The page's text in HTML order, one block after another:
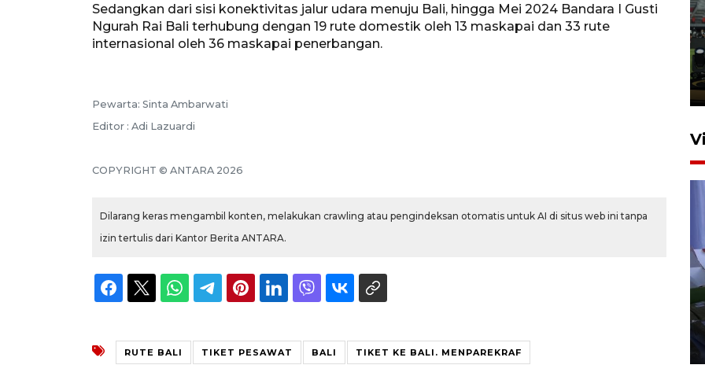
Sedangkan dari sisi konektivitas jalur udara menuju Bali, hingga Mei 2024 Bandara I Gusti
Ngurah Rai Bali terhubung dengan 19 rute domestik oleh 13 maskapai dan 33 rute
internasional oleh 36 maskapai penerbangan.
Pewarta: Sinta Ambarwati
Editor : Adi Lazuardi
COPYRIGHT © ANTARA 2026
Dilarang keras mengambil konten, melakukan crawling atau pengindeksan otomatis untuk AI di situs web ini tanpa
izin tertulis dari Kantor Berita ANTARA.
RUTE BALI TIKET PESAWAT BALI TIKET KE BALI. MENPAREKRAF
Tiga matra TNI unjuk
kemampuan tempur Perisai
27 Juli 2026 22:32